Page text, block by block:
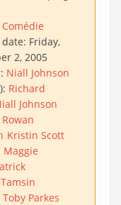
Comédie
date: Friday,
2, 2005
Niall Johnson
Richard
Johnson
Rowan
Kristin Scott
Maggie
Tamsin
Toby Parkes